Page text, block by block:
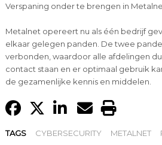
Verspaning onder te brengen in
Metalnet opereert nu als één bedrijf
elkaar gelegen panden. De twee
verbonden, waardoor alle afdelingen
contact staan en er optimaal gebruik
de gezamenlijke kennis en middelen.
TAGS CYBERSECURITY METALNET